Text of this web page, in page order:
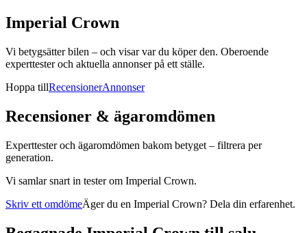
Imperial Crown
Vi betygsätter bilen – och visar var du köper den. Oberoende
experttester och aktuella annonser på ett ställe.
Hoppa tillRecensionerAnnonser
Recensioner & ägaromdömen
Experttester och ägaromdömen bakom betyget – filtrera per
generation.
Vi samlar snart in tester om Imperial Crown.
Skriv ett omdömeÄger du en Imperial Crown? Dela din erfarenhet.